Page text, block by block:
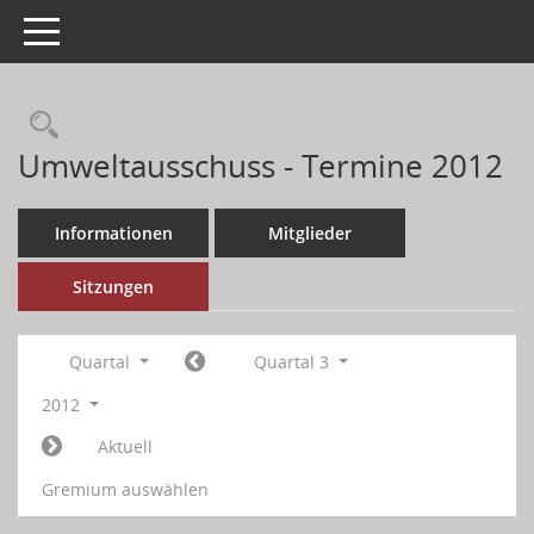
Toggle navigation
Umweltausschuss - Termine 2012
Informationen Mitglieder
Sitzungen
Quartal
Quartal 3
2012
Aktuell
Gremium auswählen